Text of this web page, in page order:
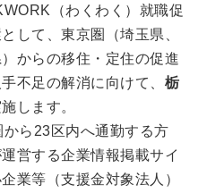
（わくわく）就職促
して、東京圏（埼玉県、
からの移住・定住の促進
不足の解消に向けて、 栃
します。
ら23区内へ通勤する方
営する企業情報掲載サイ
業等（支援金対象法人）